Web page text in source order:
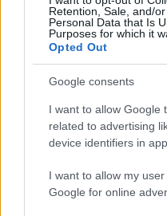
Retention, Sale, and/
Personal Data that Is
Purposes for which it
Opted Out
Google consents
I want to allow Google
related to advertising
device identifiers in
I want to allow my
Google for online
AC Milan:Zlatan
Milan edzését a
Zlatan Ibrahimović
coach Stefano Pioli
Newcastle 🔴⚫️🇸🇪
This happens in the
the game and after
on Saturday.